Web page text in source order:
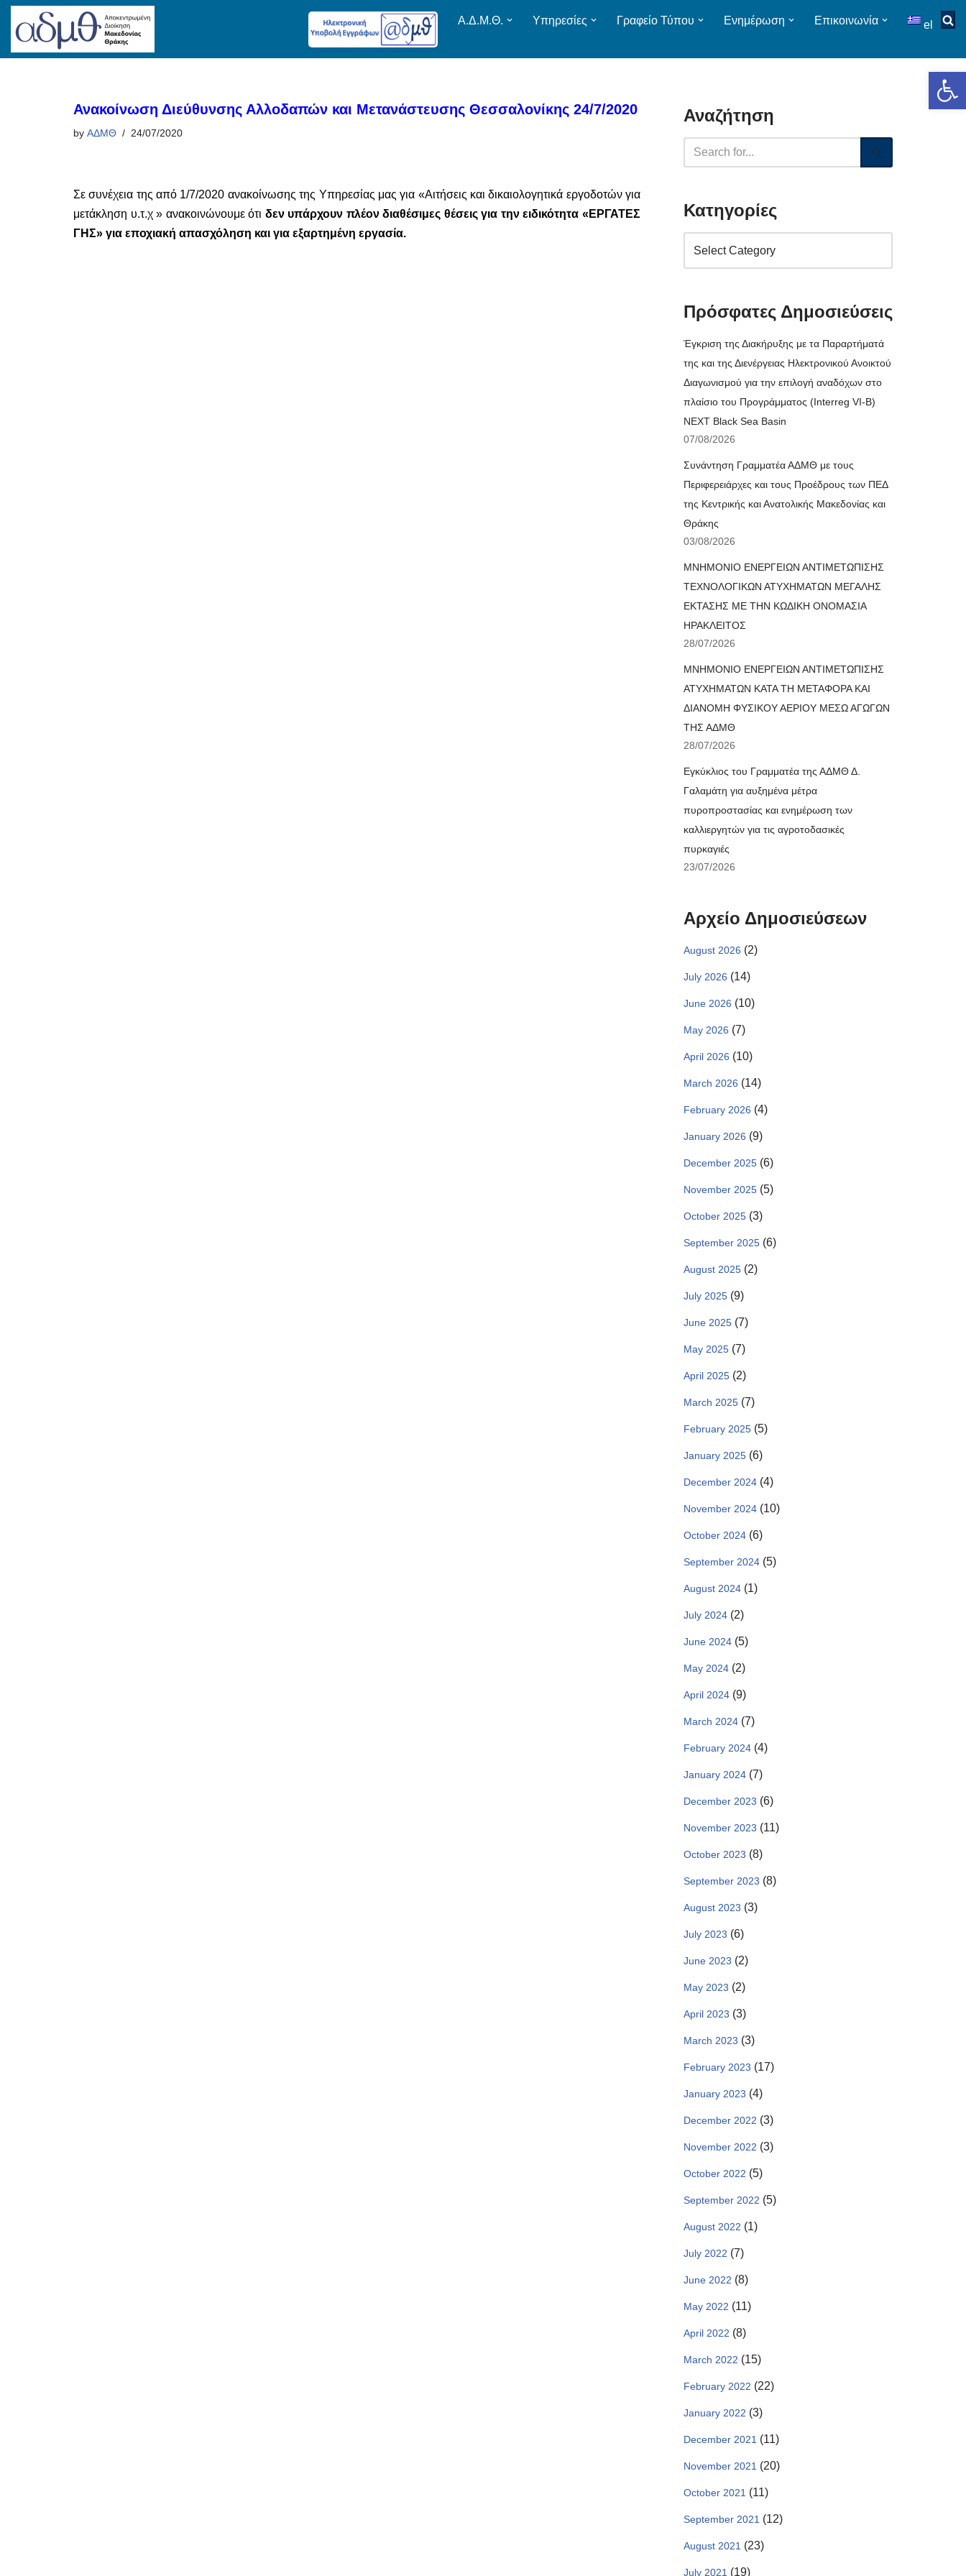
Skip
to
Α.Δ.Μ.Θ. Υπηρεσίες Γραφείο Τύπου Ενημέρωση Επικοινωνία el
Ανακοίνωση Διεύθυνσης Αλλοδαπών και Μετανάστευσης Θεσσαλονίκης 24/7/2020
by ΑΔΜΘ 24/07/2020
Σε συνέχεια της από 1/7/2020 ανακοίνωσης της Υπηρεσίας μας για «Αιτήσεις και δικαιολογητικά εργοδοτών για
μετάκληση υ.τ.χ » ανακοινώνουμε ότι δεν υπάρχουν πλέον διαθέσιμες θέσεις για την ειδικότητα «ΕΡΓΑΤΕΣ
ΓΗΣ» για εποχιακή απασχόληση και για εξαρτημένη εργασία.
Αναζήτηση
Κατηγορίες
Πρόσφατες Δημοσιεύσεις
Έγκριση της Διακήρυξης με τα Παραρτήματά
της και της Διενέργειας Ηλεκτρονικού Ανοικτού
Διαγωνισμού για την επιλογή αναδόχων στο
πλαίσιο του Προγράμματος (Interreg VI-B)
NEXT Black Sea Basin
07/08/2026
Συνάντηση Γραμματέα ΑΔΜΘ με τους
Περιφερειάρχες και τους Προέδρους των ΠΕΔ
της Κεντρικής και Ανατολικής Μακεδονίας και
Θράκης
03/08/2026
ΜΝΗΜΟΝΙΟ ΕΝΕΡΓΕΙΩΝ ΑΝΤΙΜΕΤΩΠΙΣΗΣ
ΤΕΧΝΟΛΟΓΙΚΩΝ ΑΤΥΧΗΜΑΤΩΝ ΜΕΓΑΛΗΣ
ΕΚΤΑΣΗΣ ΜΕ ΤΗΝ ΚΩΔΙΚΗ ΟΝΟΜΑΣΙΑ
ΗΡΑΚΛΕΙΤΟΣ
28/07/2026
ΜΝΗΜΟΝΙΟ ΕΝΕΡΓΕΙΩΝ ΑΝΤΙΜΕΤΩΠΙΣΗΣ
ΑΤΥΧΗΜΑΤΩΝ ΚΑΤΑ ΤΗ ΜΕΤΑΦΟΡΑ ΚΑΙ
ΔΙΑΝΟΜΗ ΦΥΣΙΚΟΥ ΑΕΡΙΟΥ ΜΕΣΩ ΑΓΩΓΩΝ
ΤΗΣ ΑΔΜΘ
28/07/2026
Εγκύκλιος του Γραμματέα της ΑΔΜΘ Δ.
Γαλαμάτη για αυξημένα μέτρα
πυροπροστασίας και ενημέρωση των
καλλιεργητών για τις αγροτοδασικές
πυρκαγιές
23/07/2026
Αρχείο Δημοσιεύσεων
August 2026 (2)
July 2026 (14)
June 2026 (10)
May 2026 (7)
April 2026 (10)
March 2026 (14)
February 2026 (4)
January 2026 (9)
December 2025 (6)
November 2025 (5)
October 2025 (3)
September 2025 (6)
August 2025 (2)
July 2025 (9)
June 2025 (7)
May 2025 (7)
April 2025 (2)
March 2025 (7)
February 2025 (5)
January 2025 (6)
December 2024 (4)
November 2024 (10)
October 2024 (6)
September 2024 (5)
August 2024 (1)
July 2024 (2)
June 2024 (5)
May 2024 (2)
April 2024 (9)
March 2024 (7)
February 2024 (4)
January 2024 (7)
December 2023 (6)
November 2023 (11)
October 2023 (8)
September 2023 (8)
August 2023 (3)
July 2023 (6)
June 2023 (2)
May 2023 (2)
April 2023 (3)
March 2023 (3)
February 2023 (17)
January 2023 (4)
December 2022 (3)
November 2022 (3)
October 2022 (5)
September 2022 (5)
August 2022 (1)
July 2022 (7)
June 2022 (8)
May 2022 (11)
April 2022 (8)
March 2022 (15)
February 2022 (22)
January 2022 (3)
December 2021 (11)
November 2021 (20)
October 2021 (11)
September 2021 (12)
August 2021 (23)
July 2021 (19)